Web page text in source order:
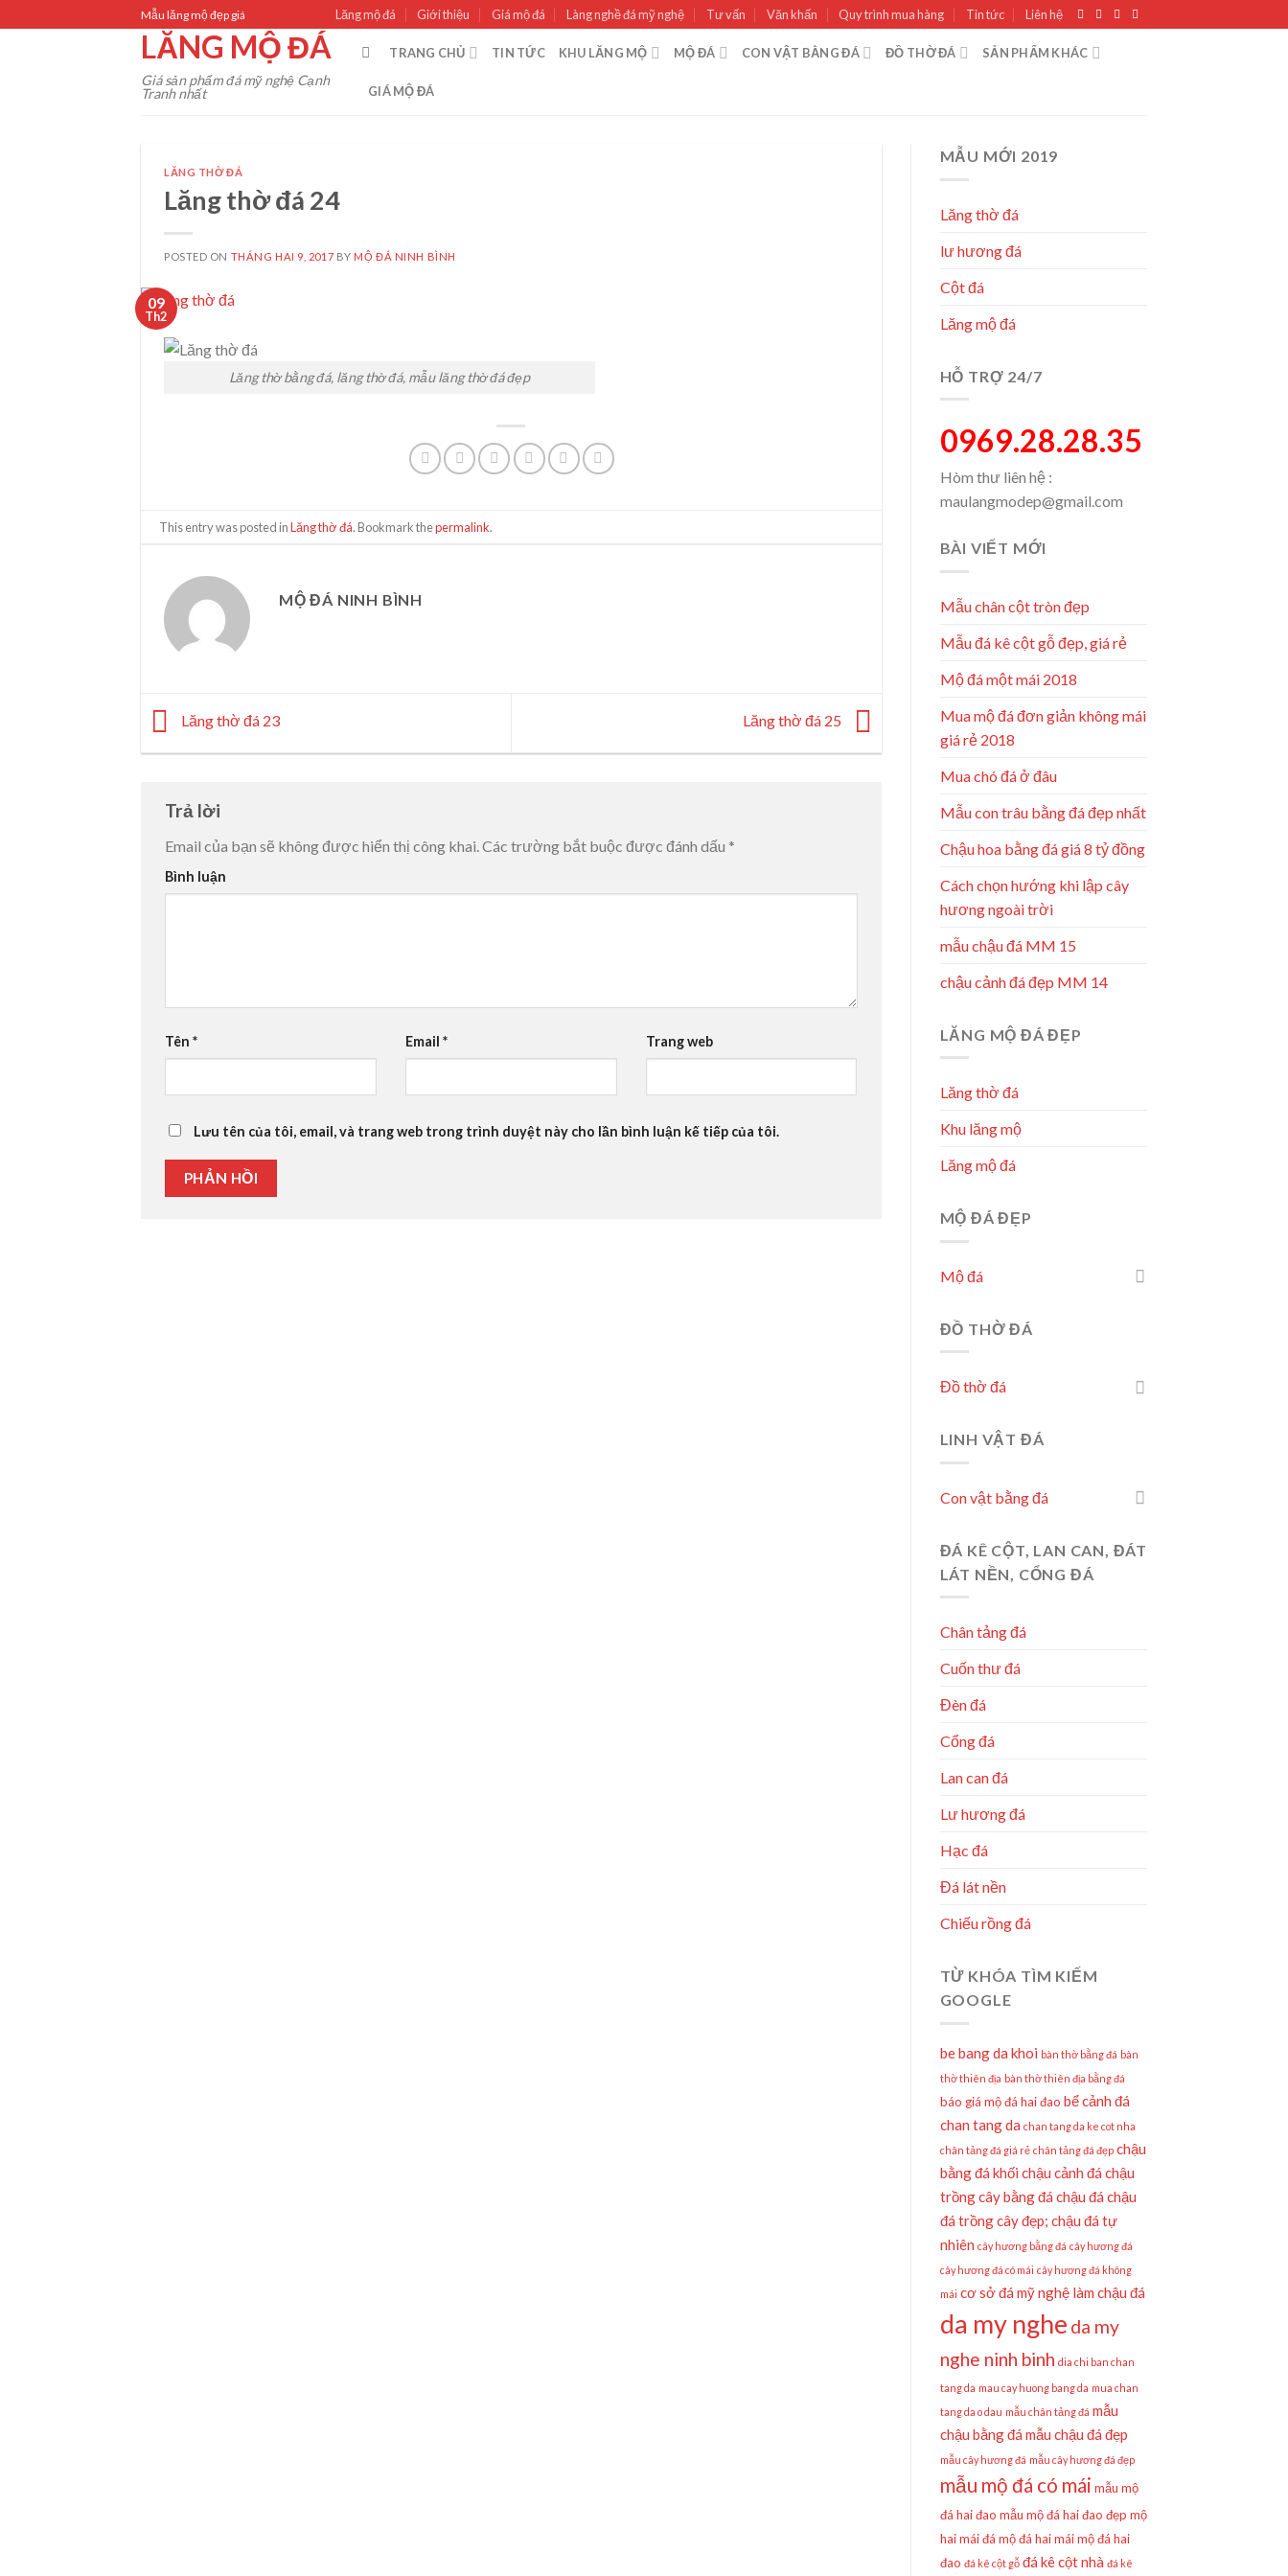
Mẫu lăng mộ đẹp giá Lăng mộ đá Giới thiệu Giá mộ đá Làng nghề đá mỹ nghệ Tư vấn Văn khấn Quy trình mua hàng Tin tức Liên hệ
LĂNG MỘ ĐÁ
Giá sản phẩm đá mỹ nghệ Cạnh
Tranh nhất
TRANG CHỦ TIN TỨC KHU LĂNG MỘ MỘ ĐÁ CON VẬT BẰNG ĐÁ ĐỒ THỜ ĐÁ SẢN PHẨM KHÁC
GIÁ MỘ ĐÁ
LĂNG THỜ ĐÁ
Lăng thờ đá 24
POSTED ON THÁNG HAI 9, 2017 BY MỘ ĐÁ NINH BÌNH
09
Th2
Lăng thờ bằng đá, lăng thờ đá, mẫu lăng thờ đá đẹp
This entry was posted inLăng thờ đá. Bookmark thepermalink.
MỘ ĐÁ NINH BÌNH
Lăng thờ đá 23 Lăng thờ đá 25
Trả lời
Email của bạn sẽ không được hiển thị công khai.Các trường bắt buộc được đánh dấu *
Bình luận
Tên * Email * Trang web
Lưu tên của tôi, email, và trang web trong trình duyệt này cho lần bình luận kế tiếp của tôi.
MẪU MỚI 2019
Lăng thờ đá
lư hương đá
Cột đá
Lăng mộ đá
HỖ TRỢ 24/7
0969.28.28.35
Hòm thư liên hệ :
maulangmodep@gmail.com
BÀI VIẾT MỚI
Mẫu chân cột tròn đẹp
Mẫu đá kê cột gỗ đẹp, giá rẻ
Mộ đá một mái 2018
Mua mộ đá đơn giản không mái
giá rẻ 2018
Mua chó đá ở đâu
Mẫu con trâu bằng đá đẹp nhất
Chậu hoa bằng đá giá 8 tỷ đồng
Cách chọn hướng khi lập cây
hương ngoài trời
mẫu chậu đá MM 15
chậu cảnh đá đẹp MM 14
LĂNG MỘ ĐÁ ĐẸP
Lăng thờ đá
Khu lăng mộ
Lăng mộ đá
MỘ ĐÁ ĐẸP
Mộ đá
ĐỒ THỜ ĐÁ
Đồ thờ đá
LINH VẬT ĐÁ
Con vật bằng đá
ĐÁ KÊ CỘT, LAN CAN, ĐÁT
LÁT NỀN, CỔNG ĐÁ
Chân tảng đá
Cuốn thư đá
Đèn đá
Cổng đá
Lan can đá
Lư hương đá
Hạc đá
Đá lát nền
Chiếu rồng đá
TỪ KHÓA TÌM KIẾM
GOOGLE
be bang da khoi bàn thờ bằng đá bàn
thờ thiên địa bàn thờ thiên địa bằng đá
báo giá mộ đá hai đao bể cảnh đá
chan tang da chan tang da ke cot nha
chân tảng đá giá rẻ chân tảng đá đẹp chậu
bằng đá khối chậu cảnh đá chậu
trồng cây bằng đá chậu đá chậu
đá trồng cây đẹp; chậu đá tự
nhiên cây hương bằng đá cây hương đá
cây hương đá có mái cây hương đá không
mái cơ sở đá mỹ nghệ làm chậu đá
da my nghe da my
nghe ninh binh dia chi ban chan
tang da mau cay huong bang da mua chan
tang da o dau mẫu chân tảng đá mẫu
chậu bằng đá mẫu chậu đá đẹp
mẫu cây hương đá mẫu cây hương đá đẹp
mẫu mộ đá có mái mẫu mộ
đá hai đao mẫu mộ đá hai đao đẹp mộ
hai mái đá mộ đá hai mái mộ đá hai
đao đá kê cột gỗ đá kê cột nhà đá kê